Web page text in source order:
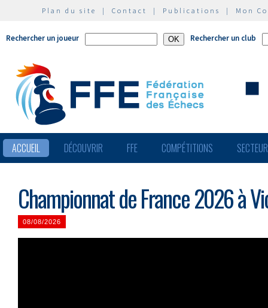
Plan du site | Contact | Publications | Mon
Rechercher un joueur Rechercher un club
ACCUEIL DÉCOUVRIR FFE COMPÉTITIONS
Championnat de France 2026 à
08/08/2026